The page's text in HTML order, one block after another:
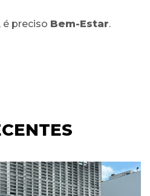
, é preciso Bem-Estar.